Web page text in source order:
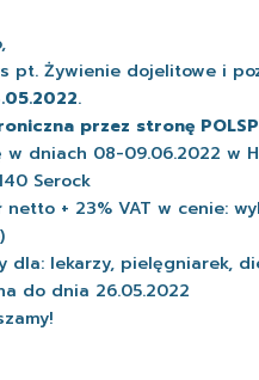
pt. Żywienie dojelitowe i
.
przez stronę
dniach 08-09.06.2022 w
Serock
netto + 23% VAT w cenie:
dla: lekarzy, pielęgniarek,
do dnia 26.05.2022